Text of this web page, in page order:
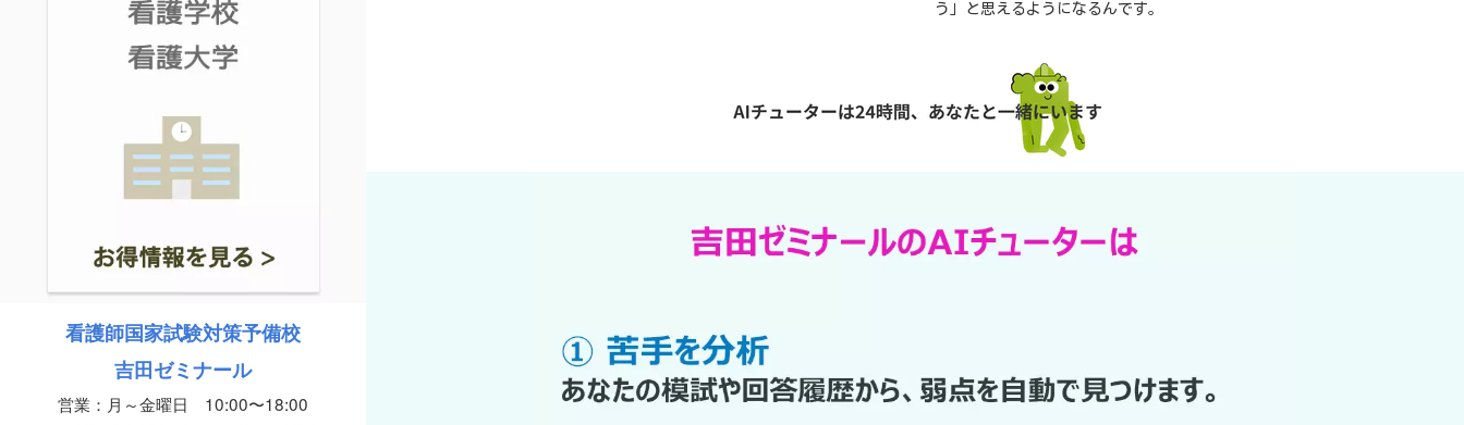
う」と思えるようになるんです。
看護師国家試験対策予備校
吉田ゼミナール
営業：月～金曜日 10:00〜18:00